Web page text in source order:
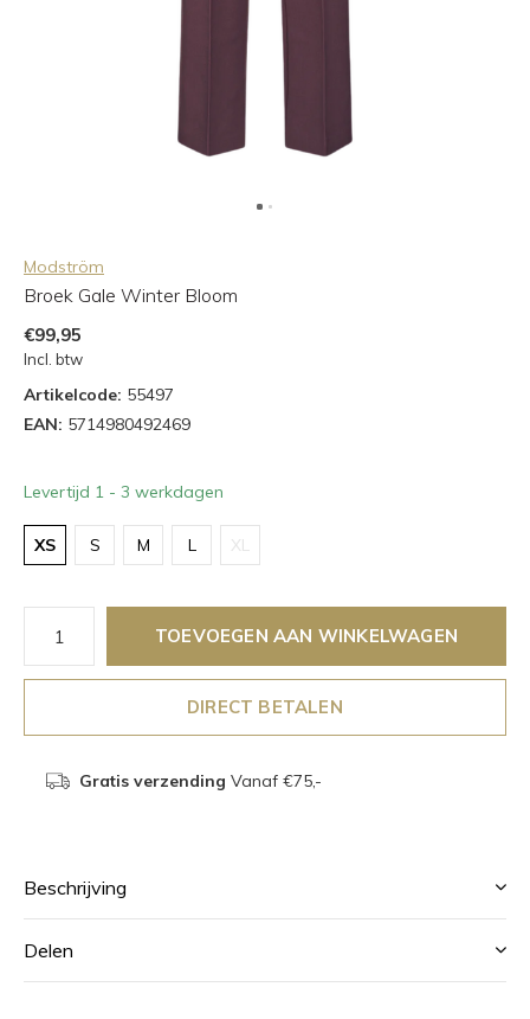
Modström
Broek Gale Winter Bloom
€99,95
Incl. btw
Artikelcode: 55497
EAN: 5714980492469
Levertijd 1 - 3 werkdagen
XS S M L XL
TOEVOEGEN AAN WINKELWAGEN
DIRECT BETALEN
Gratis verzending Vanaf €75,-
Beschrijving
Delen